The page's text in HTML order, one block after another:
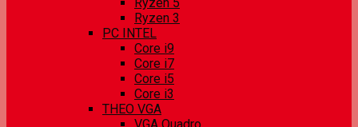
Ryzen 3
PC INTEL
Core i9
Core i7
Core i5
Core i3
THEO VGA